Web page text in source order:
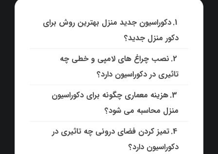
دکوراسیون جدید منزل بهترین روش برای
دکور منزل جدید؟
نصب چراغ های لامپی و خطی چه
تاثیری در دکوراسیون دارد؟
هزینه معماری چگونه برای دکوراسیون
منزل محاسبه می شود؟
تمیز کردن فضای درونی چه تاثیری در
دکوراسیون دارد؟